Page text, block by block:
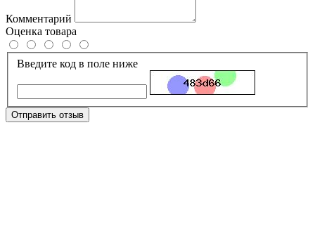
Комментарий
Оценка товара
Введите код в поле ниже
Отправить отзыв